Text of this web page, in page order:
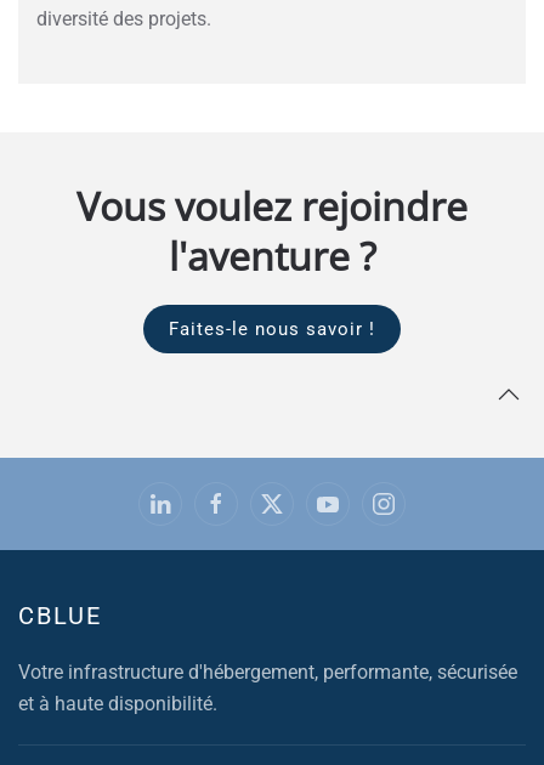
diversité des projets.
Vous voulez rejoindre
l'aventure ?
Faites-le nous savoir !
CBLUE
Votre infrastructure d'hébergement, performante, sécurisée
et à haute disponibilité.